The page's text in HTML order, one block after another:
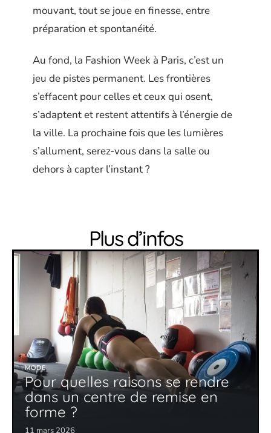
mouvant, tout se joue en finesse, entre
préparation et spontanéité.
Au fond, la Fashion Week à Paris, c’est un
jeu de pistes permanent. Les frontières
s’effacent pour celles et ceux qui osent,
s’adaptent et restent attentifs à l’énergie de
la ville. La prochaine fois que les lumières
s’allument, serez-vous dans la salle ou
dehors à capter l’instant ?
Plus d’infos
MODE
Pour quelles raisons se rendre
dans un centre de remise en
forme ?
11 mars 2026